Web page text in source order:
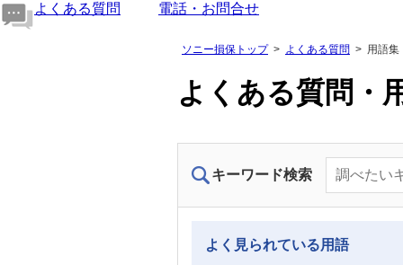
よくある質問 電話・お問合せ
ソニー損保トップ よくある質問 用語集
よくある質問・
キーワード検索
よく見られている用語